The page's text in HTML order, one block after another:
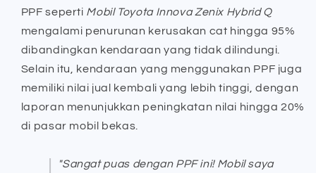
PPF seperti Mobil Toyota Innova Zenix Hybrid Q
mengalami penurunan kerusakan cat hingga 95%
dibandingkan kendaraan yang tidak dilindungi.
Selain itu, kendaraan yang menggunakan PPF juga
memiliki nilai jual kembali yang lebih tinggi, dengan
laporan menunjukkan peningkatan nilai hingga 20%
di pasar mobil bekas.
"Sangat puas dengan PPF ini! Mobil saya